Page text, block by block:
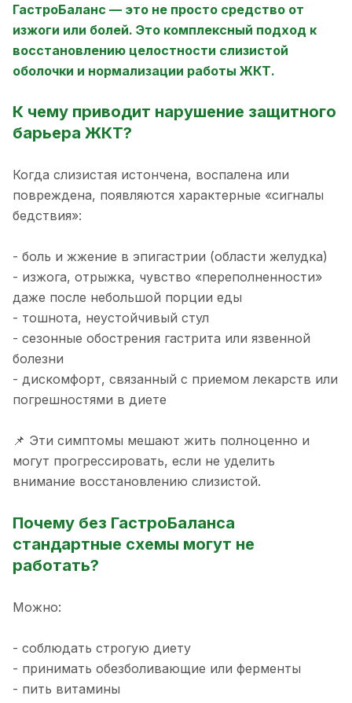
ГастроБаланс — это не просто средство от
изжоги или болей. Это комплексный подход к
восстановлению целостности слизистой
оболочки и нормализации работы ЖКТ.
К чему приводит нарушение защитного
барьера ЖКТ?
Когда слизистая истончена, воспалена или
повреждена, появляются характерные «сигналы
бедствия»:
- боль и жжение в эпигастрии (области желудка)
- изжога, отрыжка, чувство «переполненности»
даже после небольшой порции еды
- тошнота, неустойчивый стул
- сезонные обострения гастрита или язвенной
болезни
- дискомфорт, связанный с приемом лекарств или
погрешностями в диете
📌 Эти симптомы мешают жить полноценно и
могут прогрессировать, если не уделить
внимание восстановлению слизистой.
Почему без ГастроБаланса
стандартные схемы могут не
работать?
Можно:
- соблюдать строгую диету
- принимать обезболивающие или ферменты
- пить витамины